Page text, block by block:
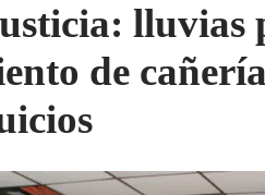
lluvias
de